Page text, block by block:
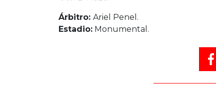
Árbitro: Ariel Penel.
Estadio: Monumental.